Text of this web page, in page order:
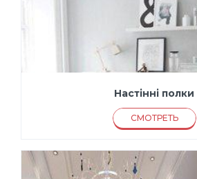
Настінні полки
СМОТРЕТЬ